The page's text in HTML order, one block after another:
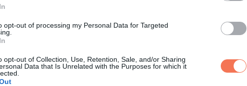
opt-out of processing my Personal Data for Targeted
opt-out of Collection, Use, Retention, Sale, and/or Sharing
Data that Is Unrelated with the Purposes for which it
akár egymillió forint alatt is megvásárolhatsz. Ezek a házak sokszor
tehetők. Böngéssz az ingatlanos weboldalakon, állítsd be az